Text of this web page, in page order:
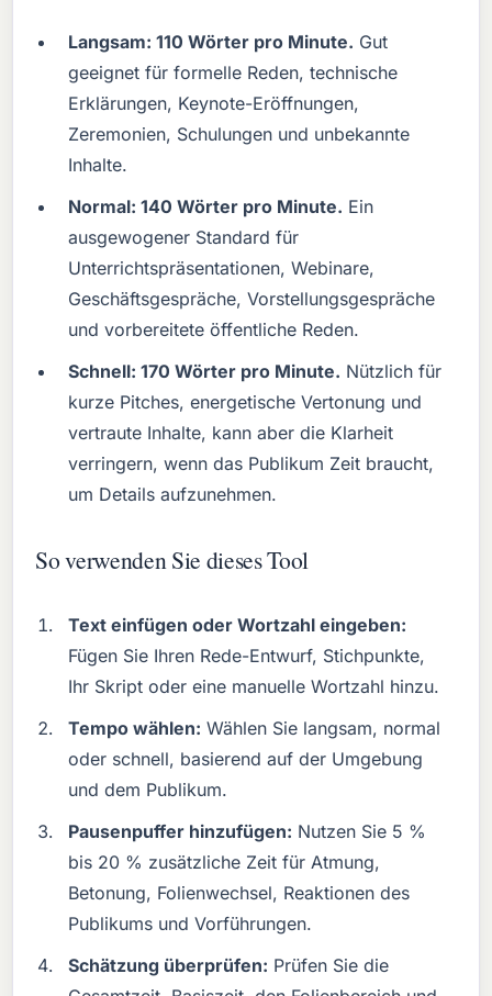
Langsam: 110 Wörter pro Minute. Gut
geeignet für formelle Reden, technische
Erklärungen, Keynote-Eröffnungen,
Zeremonien, Schulungen und unbekannte
Inhalte.
Normal: 140 Wörter pro Minute. Ein
ausgewogener Standard für
Unterrichtspräsentationen, Webinare,
Geschäftsgespräche, Vorstellungsgespräche
und vorbereitete öffentliche Reden.
Schnell: 170 Wörter pro Minute. Nützlich für
kurze Pitches, energetische Vertonung und
vertraute Inhalte, kann aber die Klarheit
verringern, wenn das Publikum Zeit braucht,
um Details aufzunehmen.
So verwenden Sie dieses Tool
Text einfügen oder Wortzahl eingeben:
Fügen Sie Ihren Rede-Entwurf, Stichpunkte,
Ihr Skript oder eine manuelle Wortzahl hinzu.
Tempo wählen: Wählen Sie langsam, normal
oder schnell, basierend auf der Umgebung
und dem Publikum.
Pausenpuffer hinzufügen: Nutzen Sie 5 %
bis 20 % zusätzliche Zeit für Atmung,
Betonung, Folienwechsel, Reaktionen des
Publikums und Vorführungen.
Schätzung überprüfen: Prüfen Sie die